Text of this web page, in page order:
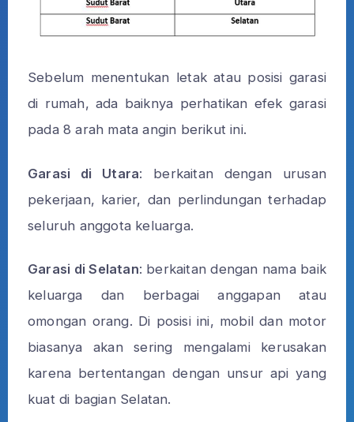
Sebelum menentukan letak atau posisi garasi
di rumah, ada baiknya perhatikan efek garasi
pada 8 arah mata angin berikut ini.
Garasi di Utara: berkaitan dengan urusan
pekerjaan, karier, dan perlindungan terhadap
seluruh anggota keluarga.
Garasi di Selatan: berkaitan dengan nama baik
keluarga dan berbagai anggapan atau
omongan orang. Di posisi ini, mobil dan motor
biasanya akan sering mengalami kerusakan
karena bertentangan dengan unsur api yang
kuat di bagian Selatan.